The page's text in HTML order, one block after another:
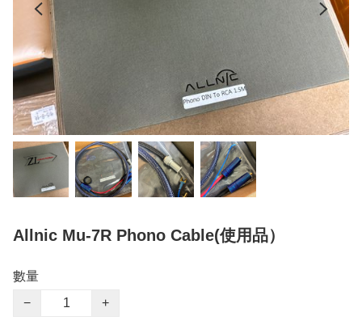
Allnic Mu-7R Phono Cable(使用品）
數量
−
+